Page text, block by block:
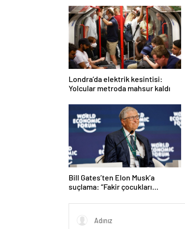
Londra’da elektrik kesintisi:
Yolcular metroda mahsur kaldı
Bill Gates’ten Elon Musk’a
suçlama: “Fakir çocukları